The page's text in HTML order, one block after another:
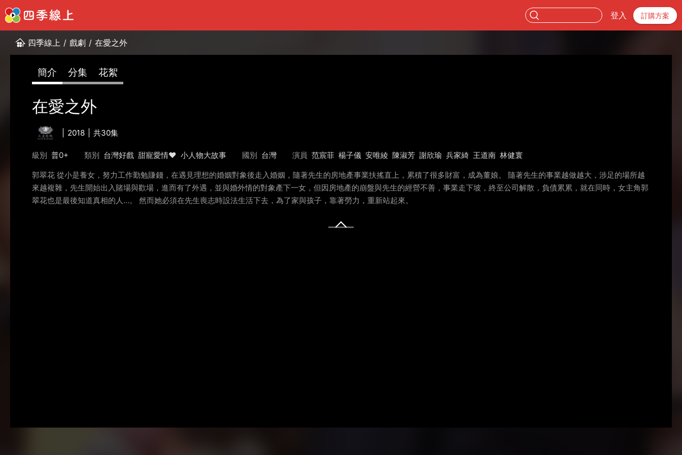
登入 訂購方案
四季線上 / 戲劇 / 在愛之外
簡介 分集 花絮
在愛之外
2018 共30集
級別 普0+ 類別 台灣好戲 甜寵愛情❤️ 小人物大故事 國別 台灣 演員 范宸菲 楊子儀 安唯綾 陳淑芳 謝欣瑜 兵家綺 王道南 林健寰
郭翠花 從小是養女，努力工作勤勉賺錢，在遇見理想的婚姻對象後走入婚姻，隨著先生的房地產事業扶搖直上，累積了很多財富，成為董娘。 隨著先生的事業越做越大，涉足的場所越
來越複雜，先生開始出入賭場與歡場，進而有了外遇，並與婚外情的對象產下一女，但因房地產的崩盤與先生的經營不善，事業走下坡，終至公司解散，負債累累，就在同時，女主角郭
翠花也是最後知道真相的人…。 然而她必須在先生喪志時設法生活下去，為了家與孩子，靠著勞力，重新站起來。